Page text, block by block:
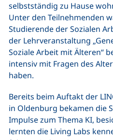
selbstständig zu Hause
Unter den Teilnehmenden
Studierende der Sozialen
der Lehrveranstaltung
Soziale Arbeit mit Älteren“
intensiv mit Fragen des
haben.
Bereits beim Auftakt der
in Oldenburg bekamen die
Impulse zum Thema KI,
lernten die Living Labs